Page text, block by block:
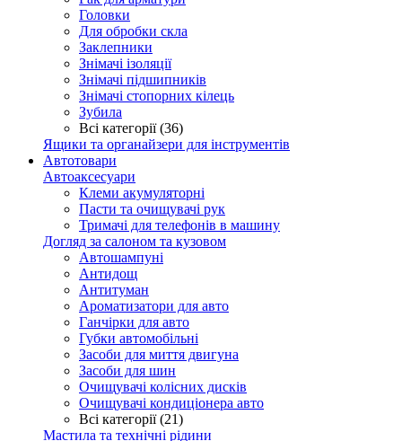
Головки
Для обробки скла
Заклепники
Знімачі ізоляції
Знімачі підшипників
Знімачі стопорних кілець
Зубила
Всі категорії (36)
Ящики та органайзери для інструментів
Автотовари
Автоаксесуари
Клеми акумуляторні
Пасти та очищувачі рук
Тримачі для телефонів в машину
Догляд за салоном та кузовом
Автошампуні
Антидощ
Антитуман
Ароматизатори для авто
Ганчірки для авто
Губки автомобільні
Засоби для миття двигуна
Засоби для шин
Очищувачі колісних дисків
Очищувачі кондиціонера авто
Всі категорії (21)
Мастила та технічні рідини